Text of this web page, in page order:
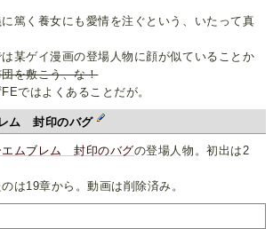
篤く養女にも愛情を注ぐという、いたって真
某ゲイ漫画の登場人物に顔が似ていることか
を敷こう、な！
ではよくあることだが。
レム 封印のバグ
エムブレム 封印のバグの登場人物。初出は2
は19章から。動画は削除済み。